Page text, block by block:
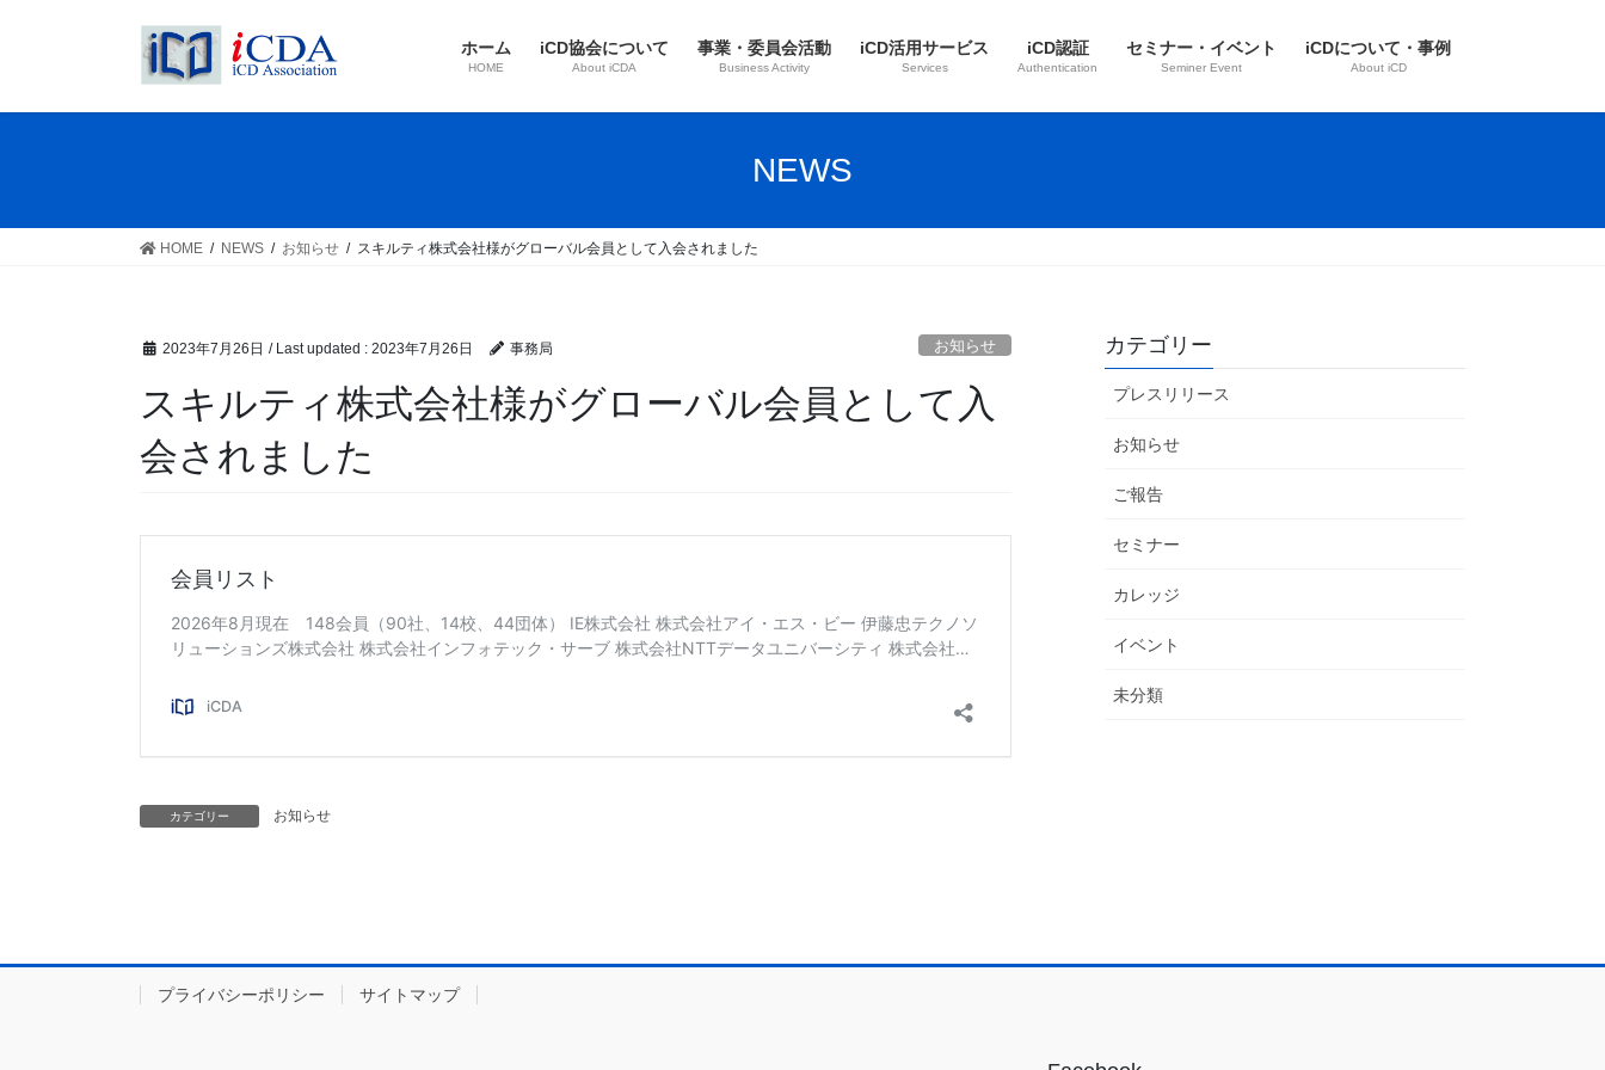
ホーム
HOME
iCD協会について
About iCDA
事業・委員会活動
Business Activity
iCD活用サービス
Services
iCD認証
Authentication
セミナー・イベント
Seminer Event
iCDについて・事例
About iCD
NEWS
HOME NEWS お知らせ スキルティ株式会社様がグローバル会員として入会されました
2023年7月26日 / Last updated : 2023年7月26日 事務局 お知らせ
スキルティ株式会社様がグローバル会員として入
会されました
カテゴリー お知らせ
カテゴリー
プレスリリース
お知らせ
ご報告
セミナー
カレッジ
イベント
未分類
プライバシーポリシー サイトマップ